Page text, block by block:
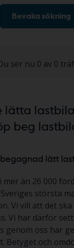
Bevaka sökning
ser nu 0 av 0
lätta
beg
lätt
mer än 26 000
största
Vi vill att det
Vi har därför
genom oss har
Betyget och